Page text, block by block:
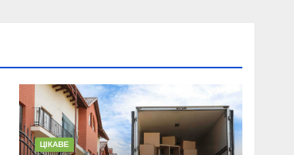
ЦІКАВЕ